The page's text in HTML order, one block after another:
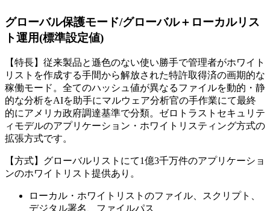
グローバル保護モード/グローバル＋ローカルリス
ト運用(標準設定値)
【特長】従来製品と遜色のない使い勝手で管理者がホワイト
リストを作成する手間から解放された特許取得済の画期的な
稼働モード。全てのハッシュ値が異なるファイルを動的・静
的な分析をAIを助手にマルウェア分析官の手作業にて最終
的にアメリカ政府調達基準で分類。ゼロトラストセキュリテ
ィモデルのアプリケーション・ホワイトリスティング方式の
拡張方式です。
【方式】グローバルリストにて1億3千万件のアプリケーショ
ンのホワイトリスト提供あり。
ローカル・ホワイトリストのファイル、スクリプト、
デジタル署名、ファイルパス